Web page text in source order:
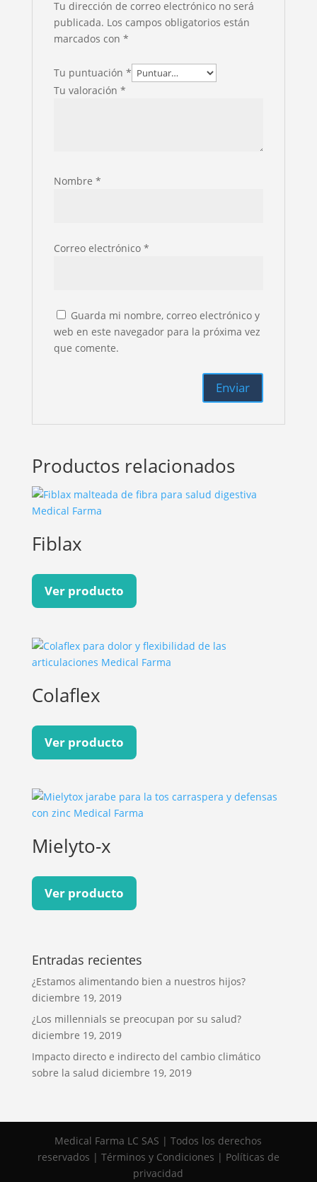
Tu dirección de correo electrónico no será
publicada. Los campos obligatorios están
marcados con *
Tu puntuación *
Tu valoración *
Nombre *
Correo electrónico *
Guarda mi nombre, correo electrónico y
web en este navegador para la próxima vez
que comente.
Productos relacionados
Fiblax
Ver producto
Colaflex
Ver producto
Mielyto-x
Ver producto
Entradas recientes
¿Estamos alimentando bien a nuestros hijos?
diciembre 19, 2019
¿Los millennials se preocupan por su salud?
diciembre 19, 2019
Impacto directo e indirecto del cambio climático
sobre la salud diciembre 19, 2019
Medical Farma LC SAS | Todos los derechos
reservados | Términos y Condiciones | Políticas de
privacidad